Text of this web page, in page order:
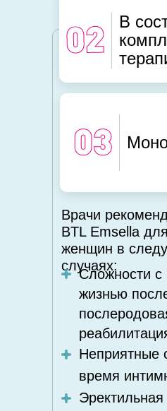
В
Врачи
BTL Emsella
женщин в
случаях:
Сложности с
жизнью
Неприятные
время